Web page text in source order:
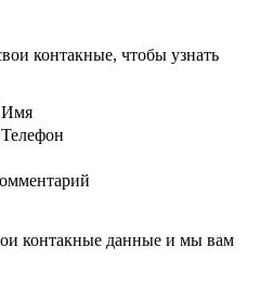
контакные, чтобы узнать
Имя
Телефон
контакные данные и мы вам